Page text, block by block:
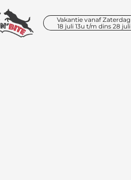
Vakantie vanaf Zaterdag
18 juli 13u t/m dins 28 juli